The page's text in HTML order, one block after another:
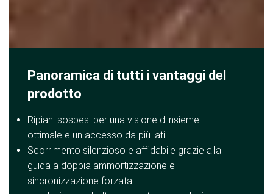
Panoramica di tutti i vantaggi del
prodotto
Ripiani sospesi per una visione d'insieme
ottimale e un accesso da più lati
Scorrimento silenzioso e affidabile grazie alla
guida a doppia ammortizzazione e
sincronizzazione forzata